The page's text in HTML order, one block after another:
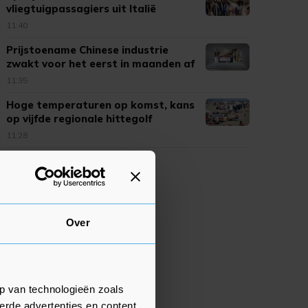
Over
van technologieën zoals
advertenties en content,
vliegtuigpassagiers uit Italië
11:40
Prijstoename Chinese industrie
zwakt voor het eerst in maanden af
11:35
Hoge temperaturen op komst, kans
op vijfde regionale hittegolf
11:28